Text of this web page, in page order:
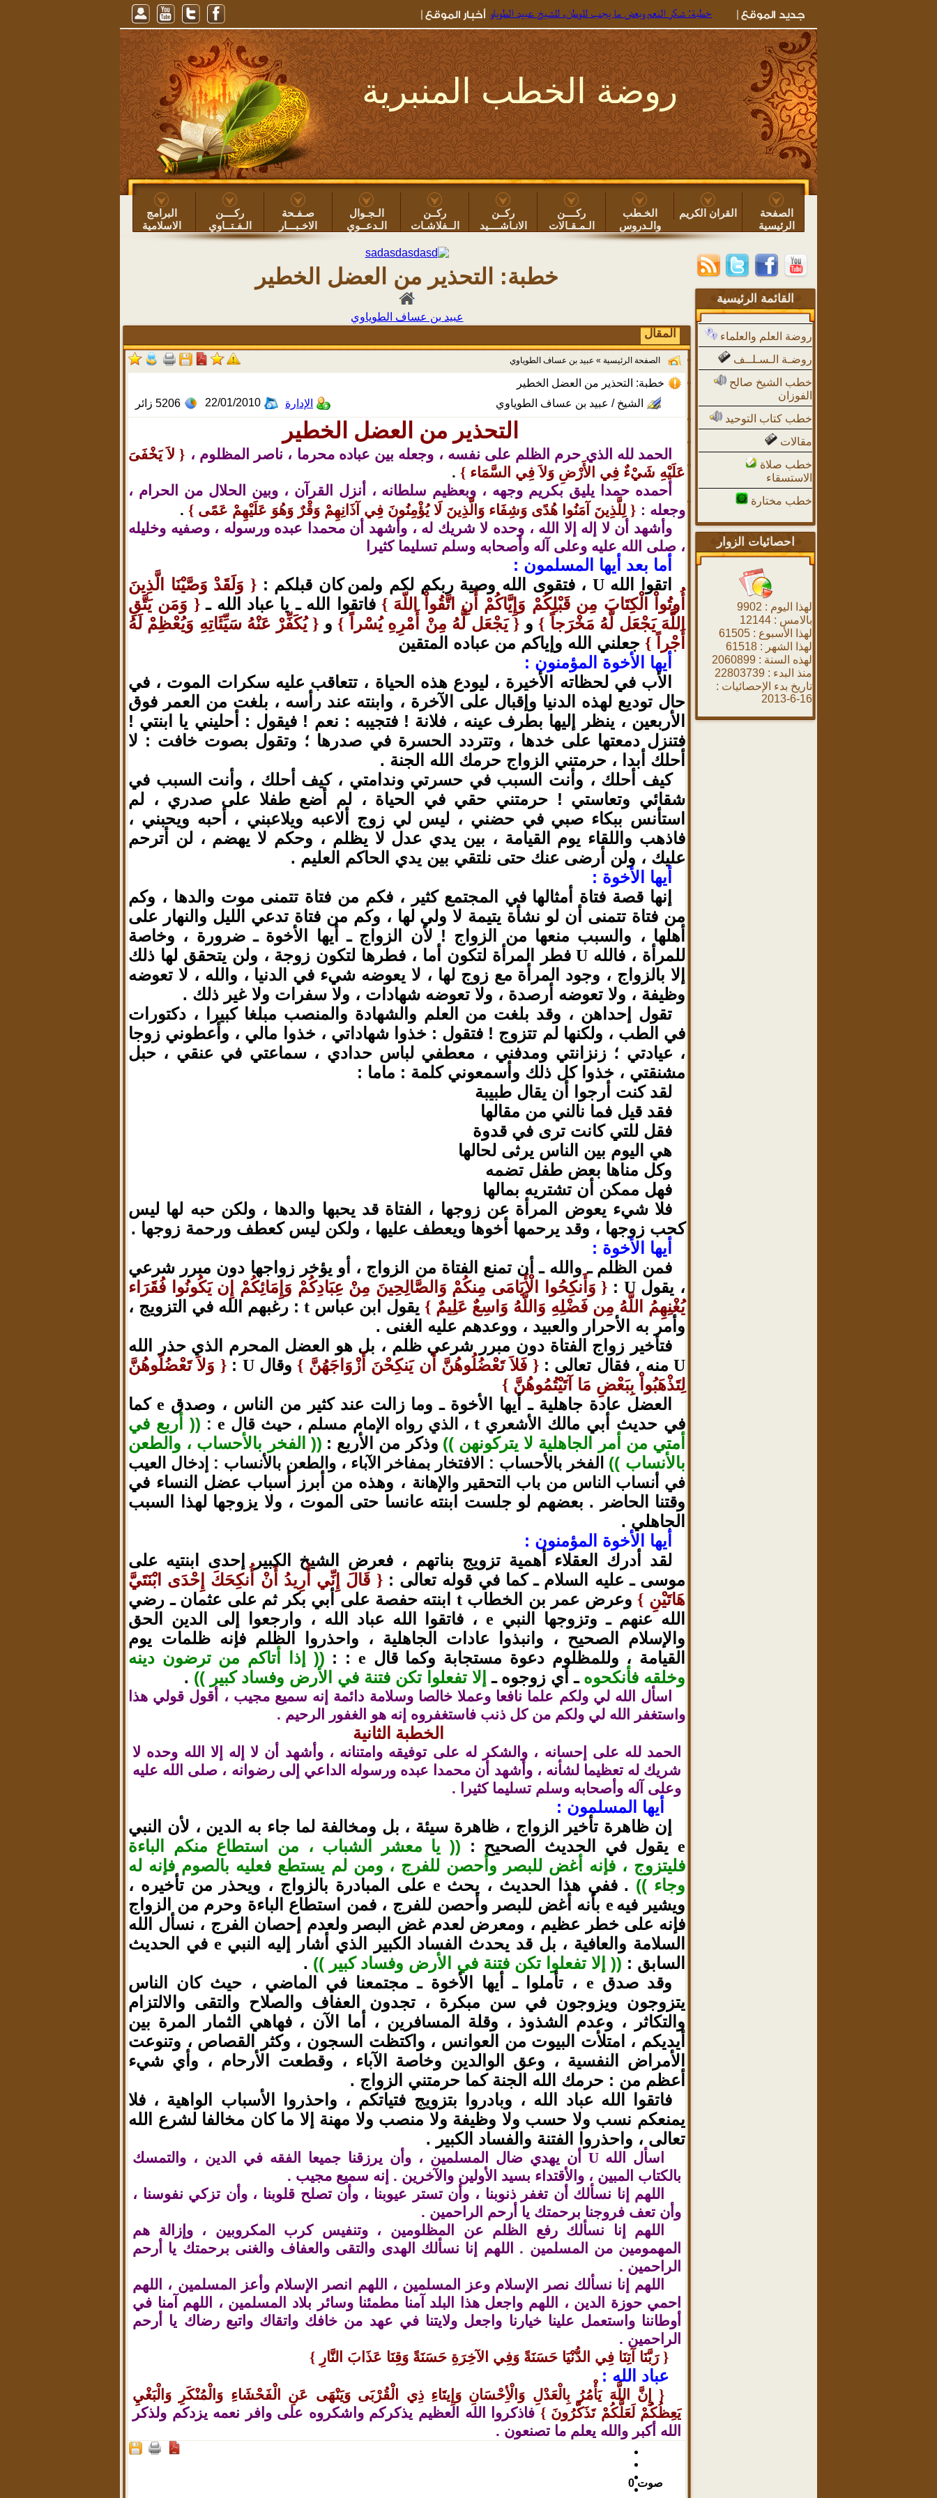
خطبة: بعض أضرار سهر الليل ونوم النهار، للشيخ عبيد الطوياوي=> عبيد بن عساف الطوياوي ۞ خطبة: شكر النعم وبعض ما يجب للوطن، للشيخ عبيد الطوياوي=> جديد خطب الروضة ۞
روضة الخطب المنبرية
الصفحة
الرئيسية
القران الكريم
الخـطب
والـدروس
ركــــن
الـمـقـالات
ركــن
الانـاشــــيد
ركــن
الــفلاشـات
الـجـوال
الـدعــوي
صـفـحة
الاخـبـــار
ركــــن
الـفـتــاوي
البرامج
الاسلامية
القائمة الرئيسية
روضة العلم والعلماء
روضـة الـسـلــف
الفوزان
خطب كتاب التوحيد
مقالات
الاستسقاء
خطب مختارة
احصائيات الزوار
لهذا اليوم : 9902
بالامس : 12144
لهذا الأسبوع : 61505
لهذا الشهر : 61518
لهذه السنة : 2060899
منذ البدء : 22803739
تاريخ بدء الإحصائيات :
16-6-2013
خطبة: التحذير من العضل الخطير
عبيد بن عساف الطوياوي
المقال
الصفحة الرئيسية » عبيد بن عساف الطوياوي
خطبة: التحذير من العضل الخطير
5206 زائر 22/01/2010 الإدارة الشيخ / عبيد بن عساف الطوياوي
التحذير من العضل الخطير
الحمد لله الذي حرم الظلم على نفسه ، وجعله بين عباده محرما ، ناصر المظلوم ، } لاَ يَخْفَىَ
عَلَيْهِ شَيْءٌ فِي الأَرْضِ وَلاَ فِي السَّمَاء {
.
أحمده حمدا يليق بكريم وجهه ، وبعظيم سلطانه ، أنزل القرآن ، وبين الحلال من الحرام ،
وجعله : } لِلَّذِينَ آمَنُوا هُدًى وَشِفَاء وَالَّذِينَ لَا يُؤْمِنُونَ فِي آذَانِهِمْ وَقْرٌ وَهُوَ عَلَيْهِمْ عَمًى {
.
وأشهد أن لا إله إلا الله ، وحده لا شريك له ، وأشهد أن محمدا عبده ورسوله ، وصفيه وخليله
، صلى الله عليه وعلى آله وأصحابه وسلم تسليما كثيرا
أما بعد أيها المسلمون :
اتقوا اللهU ، فتقوى الله وصية ربكم لكم ولمن كان قبلكم :} وَلَقَدْ وَصَّيْنَا الَّذِينَ
أُوتُواْ الْكِتَابَ مِن قَبْلِكُمْ وَإِيَّاكُمْ أَنِ اتَّقُواْ اللّهَ{ فاتقوا الله ـ يا عباد الله ـ } وَمَن يَتَّقِ
اللَّهَ يَجْعَل لَّهُ مَخْرَجاً { و } يَجْعَل لَّهُ مِنْ أَمْرِهِ يُسْراً {و } يُكَفِّرْ عَنْهُ سَيِّئَاتِهِ وَيُعْظِمْ لَهُ
أَجْراً { جعلني الله وإياكم من عباده المتقين
أيها الأخوة المؤمنون :
الأب في لحظاته الأخيرة ، ليودع هذه الحياة ، تتعاقب عليه سكرات الموت ، في
حال توديع لهذه الدنيا وإقبال على الآخرة ، وابنته عند رأسه ، بلغت من العمر فوق
الأربعين ، ينظر إليها بطرف عينه ، فلانة ! فتجيبه : نعم ! فيقول : أحليني يا ابنتي !
فتنزل دمعتها على خدها ، وتتردد الحسرة في صدرها ؛ وتقول بصوت خافت : لا
أحلك أبدا ، حرمتني الزواج حرمك الله الجنة .
كيف أحلك ، وأنت السبب في حسرتي وندامتي ، كيف أحلك ، وأنت السبب في
شقائي وتعاستي ! حرمتني حقي في الحياة ، لم أضع طفلا على صدري ، لم
استأنس ببكاء صبي في حضني ، ليس لي زوج ألاعبه ويلاعبني ، أحبه ويحبني ،
فاذهب واللقاء يوم القيامة ، بين يدي عدل لا يظلم ، وحكم لا يهضم ، لن أترحم
عليك ، ولن أرضى عنك حتى نلتقي بين يدي الحاكم العليم .
أيها الأخوة :
إنها قصة فتاة أمثالها في المجتمع كثير ، فكم من فتاة تتمنى موت والدها ، وكم
من فتاة تتمنى أن لو نشأة يتيمة لا ولي لها ، وكم من فتاة تدعي الليل والنهار على
أهلها ، والسبب منعها من الزواج ! لأن الزواج ـ أيها الأخوة ـ ضرورة ، وخاصة
للمرأة ، فالله Uفطر المرأة لتكون أما ، فطرها لتكون زوجة ، ولن يتحقق لها ذلك
إلا بالزواج ، وجود المرأة مع زوج لها ، لا يعوضه شيء في الدنيا ، والله ، لا تعوضه
وظيفة ، ولا تعوضه أرصدة ، ولا تعوضه شهادات ، ولا سفرات ولا غير ذلك .
تقول إحداهن ، وقد بلغت من العلم والشهادة والمنصب مبلغا كبيرا ، دكتورات
في الطب ، ولكنها لم تتزوج ! فتقول : خذوا شهاداتي ، خذوا مالي ، وأعطوني زوجا
، عيادتي ؛ زنزانتي ومدفني ، معطفي لباس حدادي ، سماعتي في عنقي ، حبل
مشنقتي ، خذوا كل ذلك وأسمعوني كلمة : ماما :
لقد كنت أرجوا أن يقال طبيبة
فقد قيل فما نالني من مقالها
فقل للتي كانت ترى في قدوة
هي اليوم بين الناس يرثى لحالها
وكل مناها بعض طفل تضمه
فهل ممكن أن تشتريه بمالها
فلا شيء يعوض المرأة عن زوجها ، الفتاة قد يحبها والدها ، ولكن حبه لها ليس
كحب زوجها ، وقد يرحمها أخوها ويعطف عليها ، ولكن ليس كعطف ورحمة زوجها .
أيها الأخوة :
فمن الظلم ـ والله ـ أن تمنع الفتاة من الزواج ، أو يؤخر زواجها دون مبرر شرعي
، يقولU
:
} وَأَنكِحُوا الْأَيَامَى مِنكُمْ وَالصَّالِحِينَ مِنْ عِبَادِكُمْ وَإِمَائِكُمْ إِن يَكُونُوا فُقَرَاء
يُغْنِهِمُ اللَّهُ مِن فَضْلِهِ وَاللَّهُ وَاسِعٌ عَلِيمٌ { يقول ابن عباس t : رغبهم الله في التزويج ،
وأمر به الأحرار والعبيد ، ووعدهم عليه الغنى .
فتأخير زواج الفتاة دون مبرر شرعي ظلم ، بل هو العضل المحرم الذي حذر الله
U منه ، فقال تعالى :} فَلاَ تَعْضُلُوهُنَّ أَن يَنكِحْنَ أَزْوَاجَهُنَّ {وقالU
:
} وَلاَ تَعْضُلُوهُنَّ
لِتَذْهَبُواْ بِبَعْضِ مَا آتَيْتُمُوهُنَّ {
العضل عادة جاهلية ـ أيها الأخوة ـ وما زالت عند كثير من الناس ، وصدق e كما
في حديث أبي مالك
الأشعريt ، الذي رواه الإمام مسلم ، حيث قال e
: (( أربع في
أمتي من أمر الجاهلية لا يتركونهن )) وذكر من الأربع : (( الفخر بالأحساب ، والطعن
بالأنساب )) الفخر بالأحساب : الافتخار بمفاخر الآباء ، والطعن بالأنساب : إدخال العيب
في أنساب الناس من باب التحقير والإهانة ، وهذه من أبرز أسباب عضل النساء في
وقتنا الحاضر . بعضهم لو جلست ابنته عانسا حتى الموت ، ولا يزوجها لهذا السبب
الجاهلي .
أيها الأخوة المؤمنون :
لقد أدرك العقلاء أهمية تزويج بناتهم ، فعرض الشيخ الكبير إحدى ابنتيه على
موسى ـ عليه السلام ـكما في قوله تعالى :} قَالَ إِنِّي أُرِيدُ أَنْ أُنكِحَكَ إِحْدَى ابْنَتَيَّ
هَاتَيْنِ {وعرض عمر بن الخطابt ابنته حفصة على أبي بكر ثم على عثمان ـ رضي
الله عنهم ـ وتزوجها النبي e، فاتقوا الله عباد الله ، وارجعوا إلى الدين الحق
والإسلام الصحيح ، وانبذوا عادات الجاهلية ، واحذروا الظلم فإنه ظلمات يوم
القيامة ، وللمظلوم دعوة مستجابة وكما قال e
:
: (( إذا أتاكم من ترضون دينه
وخلقه فأنكحوهـ أي زوجوه ـإلا تفعلوا تكن فتنة في الأرض وفساد كبير )) .
اسأل الله لي ولكم علما نافعا وعملا خالصا وسلامة دائمة إنه سميع مجيب ، أقول قولي هذا
واستغفر الله لي ولكم من كل ذنب فاستغفروه إنه هو الغفور الرحيم .
الخطبة الثانية
الحمد لله على إحسانه ، والشكر له على توفيقه وامتنانه ، وأشهد أن لا إله إلا الله وحده لا
شريك له تعظيما لشأنه ، وأشهد أن محمدا عبده ورسوله الداعي إلى رضوانه ، صلى الله عليه
وعلى آله وأصحابه وسلم تسليما كثيرا .
أيها المسلمون :
إن ظاهرة تأخير الزواج ، ظاهرة سيئة ، بل ومخالفة لما جاء به الدين ، لأن النبي
eيقول في الحديث الصحيح : (( يا معشر الشباب ، من استطاع منكم الباءة
فليتزوج ، فإنه أغض للبصر وأحصن للفرج ، ومن لم يستطع فعليه بالصوم فإنه له
وجاء )) . ففي هذا الحديث ، يحث e على المبادرة بالزواج ، ويحذر من تأخيره ،
ويشير فيه e بأنه أغض للبصر وأحصن للفرج ، فمن استطاع الباءة وحرم من الزواج
فإنه على خطر عظيم ، ومعرض لعدم غض البصر ولعدم إحصان الفرج ، نسأل الله
السلامة والعافية ، بل قد يحدث الفساد الكبير الذي أشار إليه النبي e في الحديث
السابق : (( إلا تفعلوا تكن فتنة في الأرض وفساد كبير )) .
وقد صدق e ، تأملوا ـ أيها الأخوة ـ مجتمعنا في الماضي ، حيث كان الناس
يتزوجون ويزوجون في سن مبكرة ، تجدون العفاف والصلاح والتقى والالتزام
والتكاثر ، وعدم الشذوذ ، وقلة المسافرين ، أما الآن ، فهاهي الثمار المرة بين
أيديكم ، امتلأت البيوت من العوانس ، واكتظت السجون ، وكثر القصاص ، وتنوعت
الأمراض النفسية ، وعق الوالدين وخاصة الآباء ، وقطعت الأرحام ، وأي شيء
أعظم من : حرمك الله الجنة كما حرمتني الزواج .
فاتقوا الله عباد الله ، وبادروا بتزويج فتياتكم ، واحذروا الأسباب الواهية ، فلا
يمنعكم نسب ولا حسب ولا وظيفة ولا منصب ولا مهنة إلا ما كان مخالفا لشرع الله
تعالى ، واحذروا الفتنة والفساد الكبير .
اسأل اللهU أن يهدي ضال المسلمين ، وأن يرزقنا جميعا الفقه في الدين ، والتمسك
بالكتاب المبين ، والأقتداء بسيد الأولين والآخرين . إنه سميع مجيب .
اللهم إنا نسألك أن تغفر ذنوبنا ، وأن تستر عيوبنا ، وأن تصلح قلوبنا ، وأن تزكي نفوسنا ،
وأن تعف فروجنا برحمتك يا أرحم الراحمين .
اللهم إنا نسألك رفع الظلم عن المظلومين ، وتنفيس كرب المكروبين ، وإزالة هم
المهمومين من المسلمين . اللهم إنا نسألك الهدى والتقى والعفاف والغنى برحمتك يا أرحم
الراحمين .
اللهم إنا نسألك نصر الإسلام وعز المسلمين ، اللهم انصر الإسلام وأعز المسلمين ، اللهم
احمي حوزة الدين ، اللهم واجعل هذا البلد آمنا مطمئنا وسائر بلاد المسلمين ، اللهم آمنا في
أوطاننا واستعمل علينا خيارنا واجعل ولايتنا في عهد من خافك واتقاك واتبع رضاك يا أرحم
الراحمين .
} رَبَّنَا آتِنَا فِي الدُّنْيَا حَسَنَةً وَفِي الآخِرَةِ حَسَنَةً وَقِنَا عَذَابَ النَّارِ {
عباد الله :
}إِنَّ اللَّهَ يَأْمُرُ بِالْعَدْلِ وَالْأِحْسَانِ وَإِيتَاءِ ذِي الْقُرْبَى وَيَنْهَى عَنِ الْفَحْشَاءِ وَالْمُنْكَرِ وَالْبَغْيِ
يَعِظُكُمْ لَعَلَّكُمْ تَذَكَّرُونَ{ فاذكروا الله العظيم يذكركم واشكروه على وافر نعمه يزدكم ولذكر
الله أكبر والله يعلم ما تصنعون .
0صوت